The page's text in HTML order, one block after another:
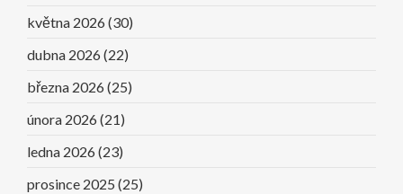
května 2026 (30)
dubna 2026 (22)
března 2026 (25)
února 2026 (21)
ledna 2026 (23)
prosince 2025 (25)